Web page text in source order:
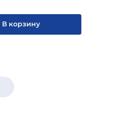
В корзину